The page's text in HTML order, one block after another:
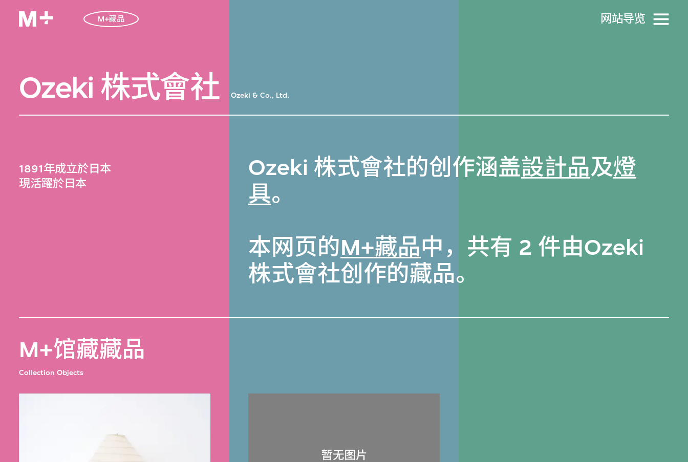
M+藏品 网站导览
Ozeki 株式會社 Ozeki & Co., Ltd.
1891年成立於日本
現活躍於日本
Ozeki 株式會社的创作涵盖設計品及燈
具。
本网页的M+藏品中，共有 2 件由Ozeki
株式會社创作的藏品。
M+馆藏藏品
Collection Objects